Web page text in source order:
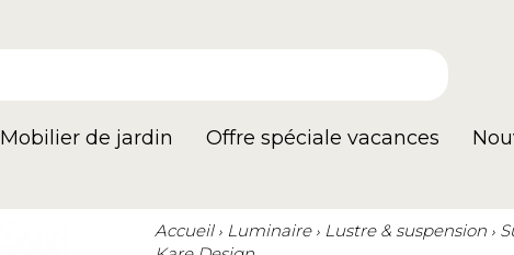
Mobilier de jardin Offre spéciale vacances
Accueil Luminaire Lustre & suspension